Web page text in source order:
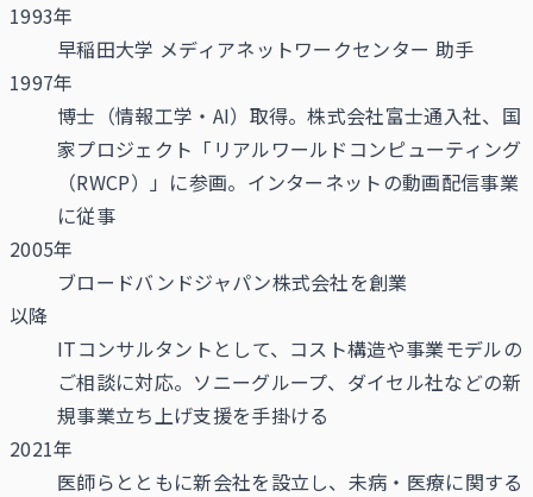
1993年
早稲田大学 メディアネットワークセンター 助手
1997年
博士（情報工学・AI）取得。株式会社富士通入社、国
家プロジェクト「リアルワールドコンピューティング
（RWCP）」に参画。インターネットの動画配信事業
に従事
2005年
ブロードバンドジャパン株式会社を創業
以降
ITコンサルタントとして、コスト構造や事業モデルの
ご相談に対応。ソニーグループ、ダイセル社などの新
規事業立ち上げ支援を手掛ける
2021年
医師らとともに新会社を設立し、未病・医療に関する